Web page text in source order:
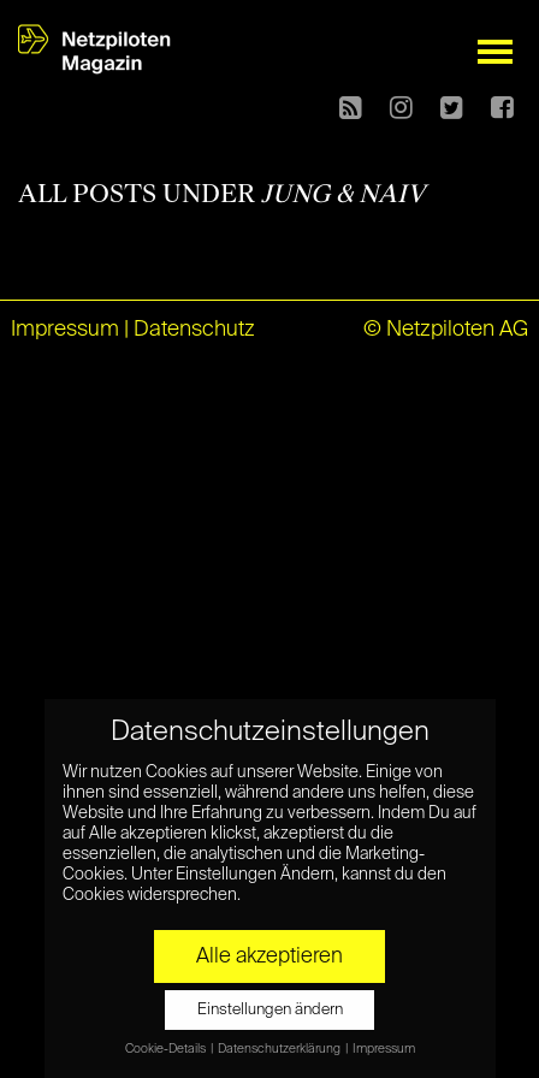
open
ALL POSTS UNDERJUNG & NAIV
Impressum Datenschutz © Netzpiloten AG
Datenschutzeinstellungen
Wir nutzen Cookies auf unserer Website. Einige von
ihnen sind essenziell, während andere uns helfen, diese
Website und Ihre Erfahrung zu verbessern. Indem Du auf
auf Alle akzeptieren klickst, akzeptierst du die
essenziellen, die analytischen und die Marketing-
Cookies. Unter Einstellungen Ändern, kannst du den
Cookies widersprechen.
Alle akzeptieren
Einstellungen ändern
Cookie-Details Datenschutzerklärung Impressum